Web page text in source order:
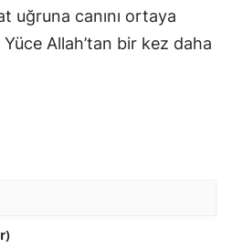
uğruna canını ortaya
Allah’tan bir kez daha